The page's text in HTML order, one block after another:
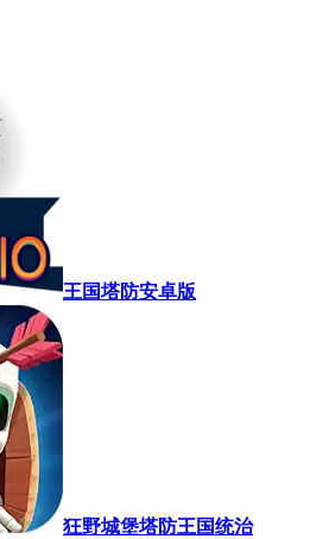
王国塔防安卓版
狂野城堡塔防王国统治